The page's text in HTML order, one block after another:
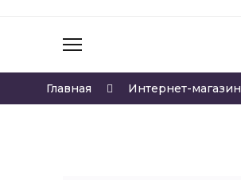
Главная Интернет-магазин